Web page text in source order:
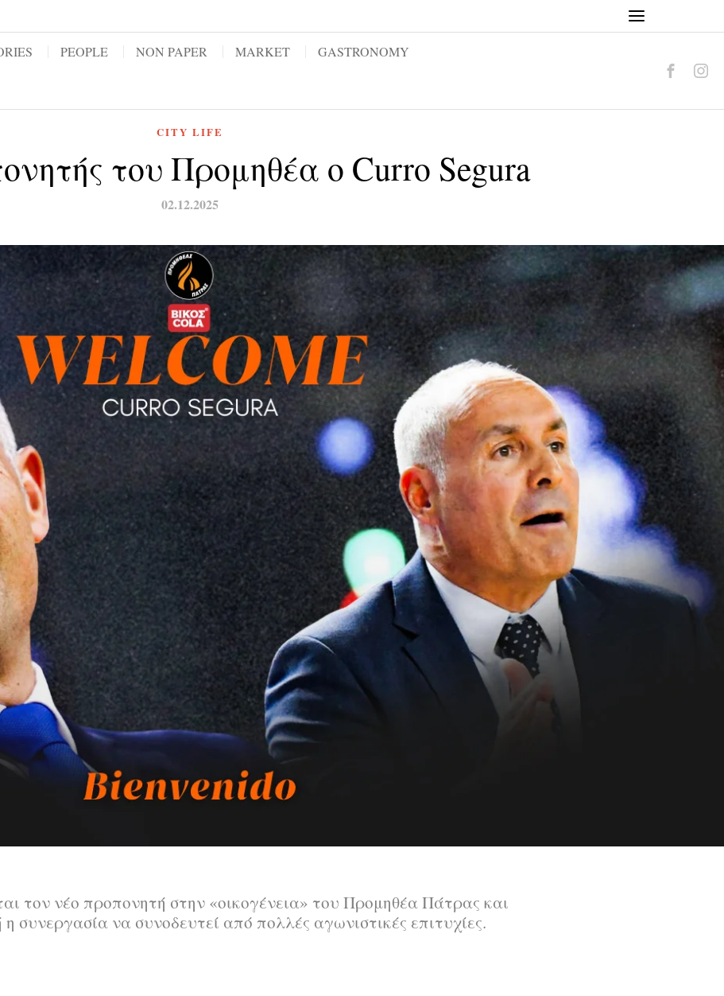
PEOPLE NON PAPER MARKET GASTRONOMY
CITY LIFE
του Προμηθέα ο Curro Segura
02.12.2025
τον νέο προπονητή στην «οικογένεια» του Προμηθέα Πάτρας και
συνεργασία να συνοδευτεί από πολλές αγωνιστικές επιτυχίες.